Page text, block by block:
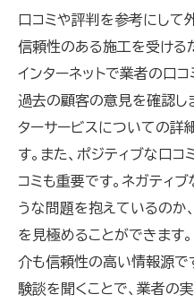
口コミや評判を参考にして
信頼性のある施工を受ける
インターネットで業者の口コ
過去の顧客の意見を確認し
ターサービスについての詳
す。また、ポジティブな口コ
コミも重要です。ネガティ
うな問題を抱えているのか
を見極めることができます
介も信頼性の高い情報源で
験談を聞くことで、業者の